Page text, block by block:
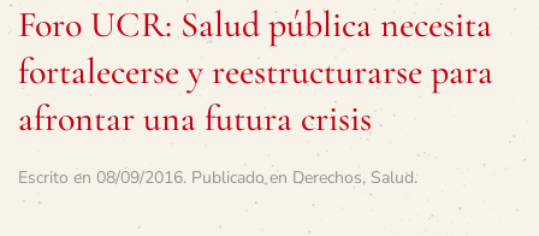
Foro UCR: Salud pública necesita
fortalecerse y reestructurarse para
afrontar una futura crisis
Escrito en 08/09/2016. Publicado en Derechos, Salud.